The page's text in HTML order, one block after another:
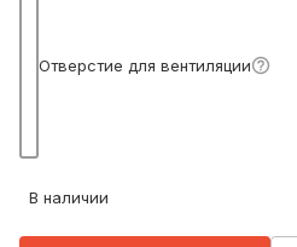
Отверстие для вентиляции
В наличии